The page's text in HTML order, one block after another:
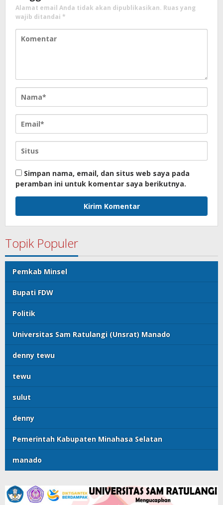
Alamat email Anda tidak akan dipublikasikan. Ruas yang
wajib ditandai *
Simpan nama, email, dan situs web saya pada
peramban ini untuk komentar saya berikutnya.
Topik Populer
Pemkab Minsel
Bupati FDW
Politik
Universitas Sam Ratulangi (Unsrat) Manado
denny tewu
tewu
sulut
denny
Pemerintah Kabupaten Minahasa Selatan
manado